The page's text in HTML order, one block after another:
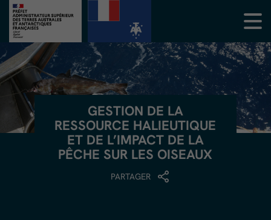
GESTION DE LA
RESSOURCE HALIEUTIQUE
ET DE L’IMPACT DE LA
PÊCHE SUR LES OISEAUX
PARTAGER